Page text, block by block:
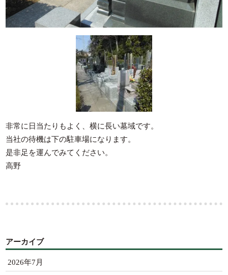
非常に日当たりもよく、横に長い墓域です。
当社の待機は下の駐車場になります。
是非足を運んでみてください。
高野
アーカイブ
2026年7月